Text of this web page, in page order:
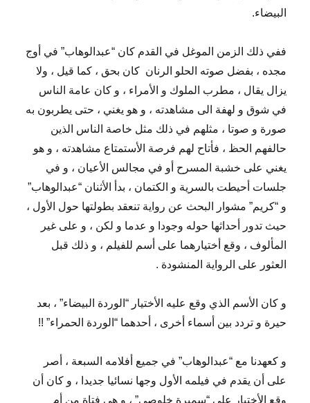
البيضاء.
ففي ذلك الزمن الموغل في القدم كان “عبدالوهاب” في أوج
مجده ، بفضل صوته الحلو الرنان كان بحق ، كما قيل ، ولا
يزال يقال ، مطرب الملوك و الأمراء ، و كان عامة الناس
في شوق و لهفة الى مشاهدته ، و هو يغني ، حتى يطربون به
صورة و صوتا ، مثلهم في ذلك مثل خاصة الناس الذين
حالفهم الحظ ، فأتاح لهم فرصة الأستمتاع مشاهدته ، و هو
يغني على خشبة المسرح أو في مجالس الأعيان ، و في
جلسات أحيطت بالسرية و الكتمان ، بدأ الأثنان “عبدالوهاب”
و “كريم” مشوار البحث عن رواية تنعقد بطولتها حول الأول ،
حيث تدور أحداثها حوله وجودا و عدما و لكن ، و على غير
المألوف ، وقع أختيارهما على أسم للفيلم ، و ذلك قبل
العثور على الرواية المنشودة .
و كان الأسم الذي وقع عليه الأختيار “الوردة البيضاء” ، بعد
حيرة و تردد بين أسماء أخرى ، أحدهما “الوردة الحمراء” !!
و كعهدنا مع “عبدالوهاب” في جميع أفلامه السبعة ، أصر
على أن يقدم في فيلمه الأول وجها نسائيا جديدا ، و كان أن
وقع الأختيار على “سميرة خلوصي” ، و هي فتاة من أم